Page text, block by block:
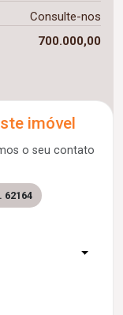
Consulte-nos
700.000,00
imóvel
o seu contato
62164